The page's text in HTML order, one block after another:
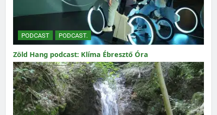
PODCAST PODCAST.
Zöld Hang podcast: Klíma Ébresztő Óra